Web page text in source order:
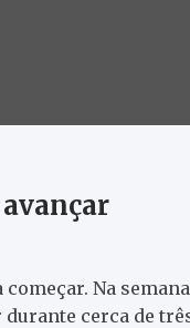
Na semana
cerca de